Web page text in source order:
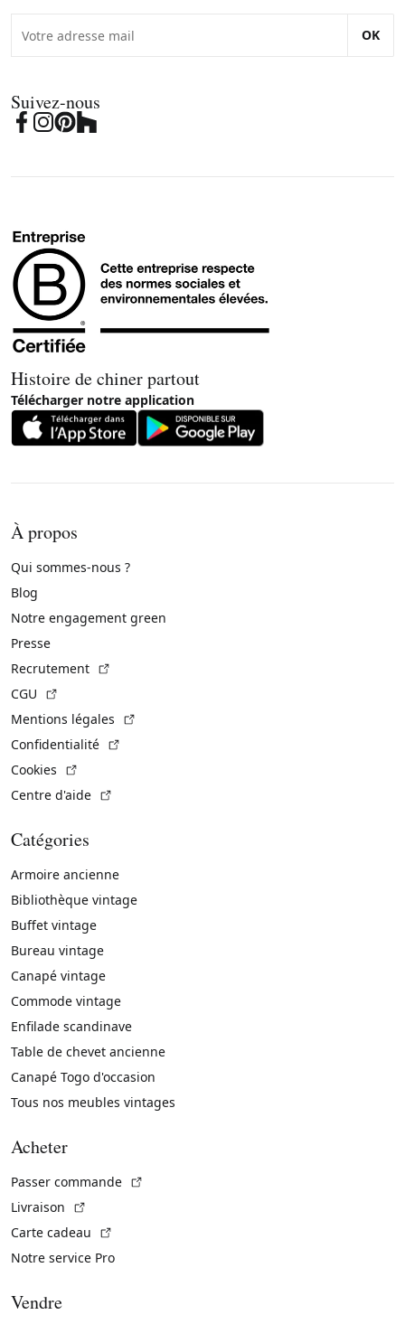
OK
Suivez-nous
Histoire de chiner partout
Télécharger notre application
À propos
Qui sommes-nous ?
Blog
Notre engagement green
Presse
Recrutement
CGU
Mentions légales
Confidentialité
Cookies
Centre d'aide
Catégories
Armoire ancienne
Bibliothèque vintage
Buffet vintage
Bureau vintage
Canapé vintage
Commode vintage
Enfilade scandinave
Table de chevet ancienne
Canapé Togo d'occasion
Tous nos meubles vintages
Acheter
Passer commande
Livraison
Carte cadeau
Notre service Pro
Vendre